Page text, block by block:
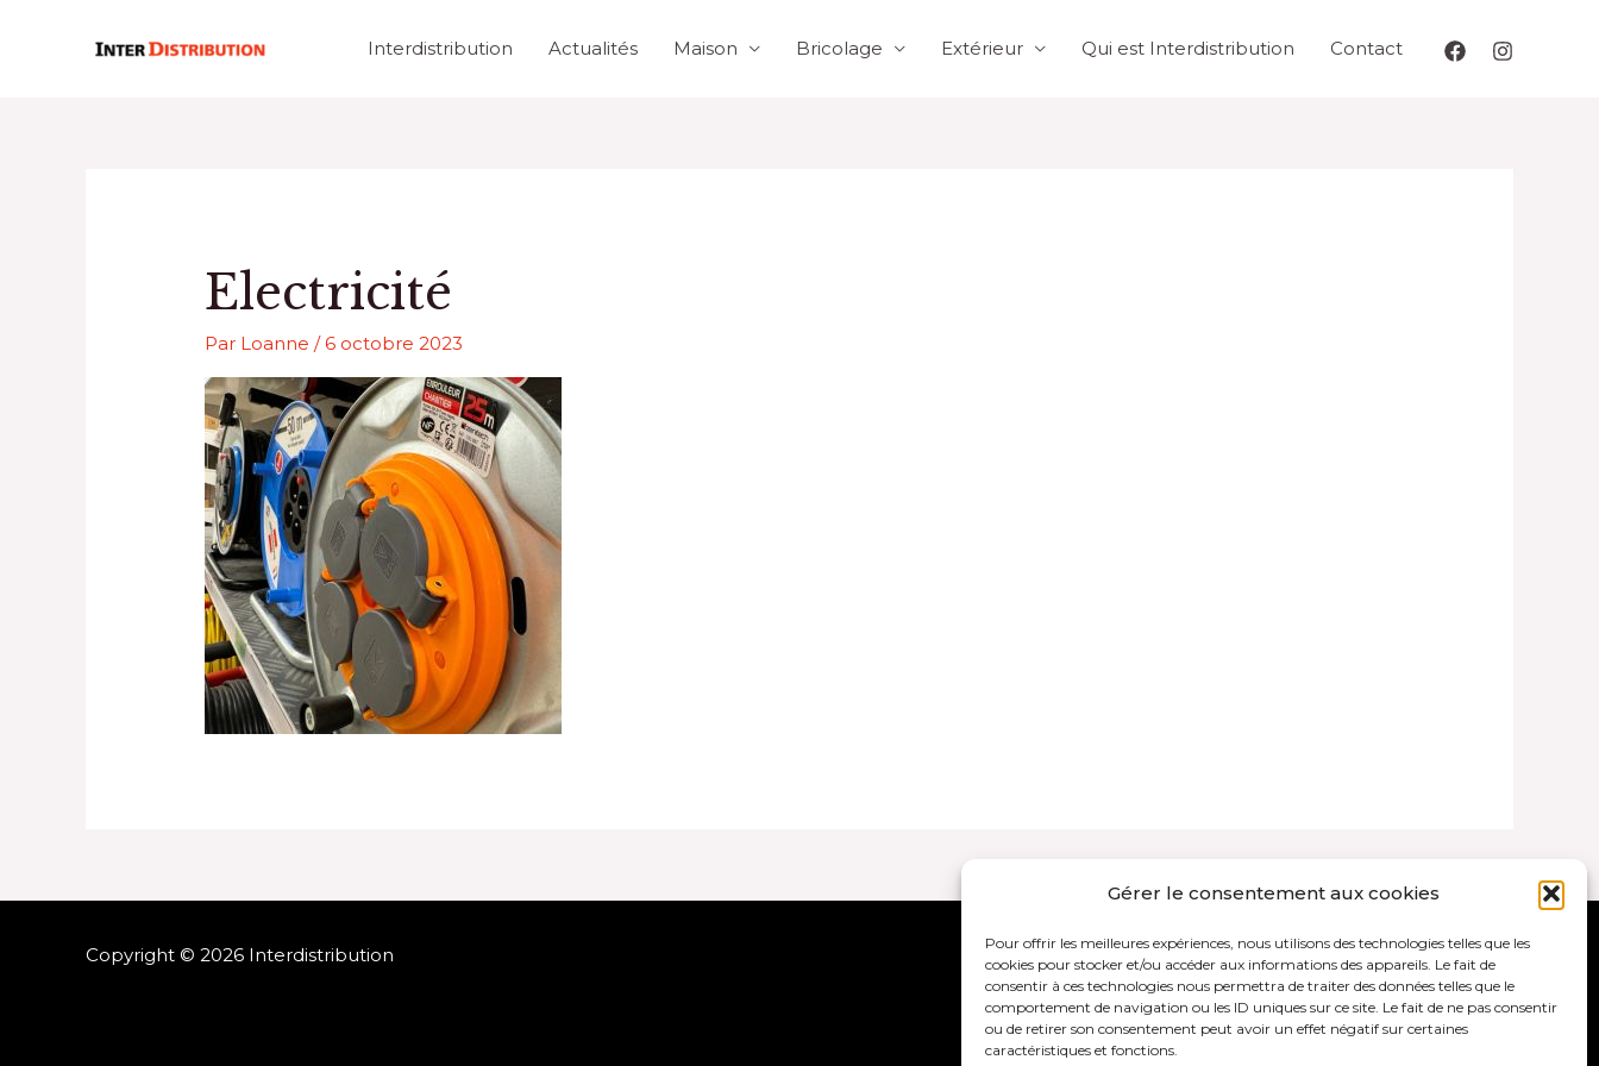
Gérer le consentement aux cookies
Pour offrir les meilleures expériences, nous utilisons des technologies telles que les
cookies pour stocker et/ou accéder aux informations des appareils. Le fait de
consentir à ces technologies nous permettra de traiter des données telles que le
comportement de navigation ou les ID uniques sur ce site. Le fait de ne pas consentir
ou de retirer son consentement peut avoir un effet négatif sur certaines
caractéristiques et fonctions.
Interdistribution Actualités Maison Bricolage Extérieur Qui est Interdistribution Contact
Electricité
Par Loanne/6 octobre 2023
Copyright © 2026 Interdistribution Mentions légales et politique de confidentialité